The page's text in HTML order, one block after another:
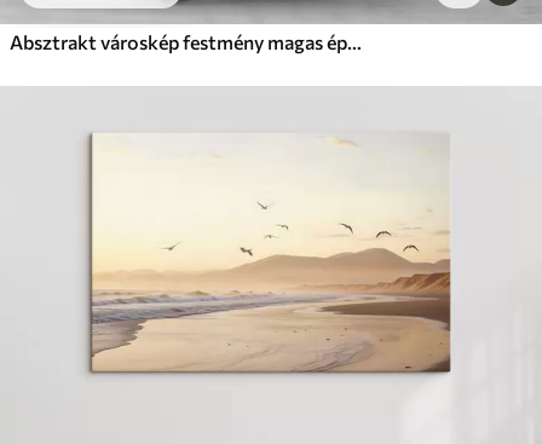
Absztrakt városkép festmény magas épületekkel barna, szürke és fehér árnyalatokban , az alatta lévő vízben tükröződik